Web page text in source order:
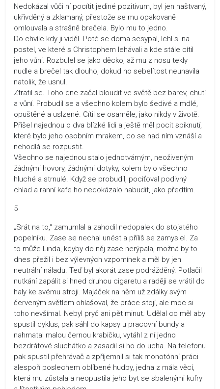
Nedokázal vůči ní pocítit jediné pozitivum, byl jen naštvaný,
ukřivděný a zklamaný, přestože se mu opakovaně
omlouvala a strašně brečela. Bylo mu to jedno.
Do chvíle kdy ji viděl. Poté se doma sesypal, lehl si na
postel, ve které s Christophem lehávali a kde stále cítil
jeho vůni. Rozbulel se jako děcko, až mu z nosu tekly
nudle a brečel tak dlouho, dokud ho sebelítost neunavila
natolik, že usnul.
Ztratil se. Toho dne začal bloudit ve světě bez barev, chutí
a vůní. Probudil se a všechno kolem bylo šedivé a mdlé,
opuštěné a uslzené. Cítil se osaměle, jako nikdy v životě.
Přišel najednou o dva blízké lidi a ještě měl pocit spiknutí,
které bylo jeho osobním mrakem, co se nad ním vznáší a
nehodlá se rozpustit.
Všechno se najednou stalo jednotvárným, neoživeným
žádnými hovory, žádnými dotyky, kolem bylo všechno
hluché a strnulé. Když se probudil, pociťoval podivný
chlad a ranní kafe ho nedokázalo nabudit, jako předtím.
5
„Srát na to,“ zamumlal a zahodil nedopalek do stojatého
popelníku. Zase se nechal unést a příliš se zamyslel. Za
to může Linda, kdyby do něj zase nerýpala, možná by to
dnes přežil i bez výlevných vzpomínek a měl by jen
neutrální náladu. Teď byl akorát zase podrážděný. Potlačil
nutkání zapálit si hned druhou cigaretu a raději se vrátil do
haly ke svému stroji. Majáček na něm už zdálky svým
červeným světlem ohlašoval, že práce stojí, ale moc si
toho nevšímal. Nebyl pryč ani pět minut. Udělal co měl aby
spustil cyklus, pak sáhl do kapsy u pracovní bundy a
nahmatal malou černou krabičku, vytáhl z ní jedno
bezdrátové sluchátko a zasadil si ho do ucha. Na telefonu
pak spustil přehrávač a zpříjemnil si tak monotónní práci
alespoň poslechem oblíbené hudby, jedna z mála věcí,
která mu zůstala a neopustila jeho byt se sbalenými kufry